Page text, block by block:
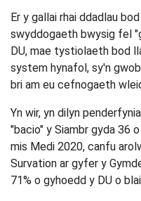
Er y gallai rhai ddadlau
swyddogaeth bwysig fel
DU, mae tystiolaeth bod
system hynafol, sy'n
bri am eu cefnogaeth
Yn wir, yn dilyn
"bacio" y Siambr gyda 36
mis Medi 2020, canfu
Survation ar gyfer y
71% o gyhoedd y DU o